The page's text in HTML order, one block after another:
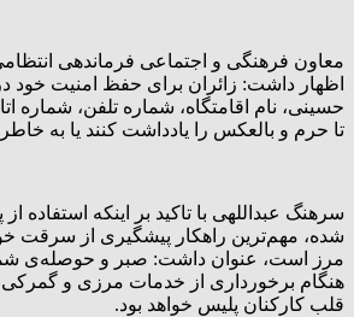
معاون فرهنگی و اجتماعی فرماندهی
اظهار داشت: زائران برای حفظ امنیت خود
حسینی، نام اقامتگاه، شماره‌ تلفن، شماره‌
تا حرم و بالعکس را یادداشت کنند یا به خاطر
سرهنگ عبداللهی با تاکید بر اینکه استفاده
شده، مهم‌ترین راهکار پیشگیری از سرقت
مرز است، عنوان داشت: صبر و حوصله‌ی
هنگام برخورداری از خدمات مرزی و
قلب کارکنان پلیس خواهد بود.